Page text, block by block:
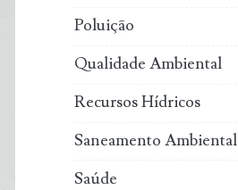
Poluição
Qualidade Ambiental
Recursos Hídricos
Saneamento Ambiental
Saúde